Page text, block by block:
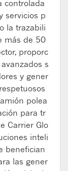
controlada
servicios p
la trazabili
más de 50
, proporc
avanzados s
y gener
respetuosos
ón polea
ón para tr
Carrier Glo
inteli
benefician
las gener